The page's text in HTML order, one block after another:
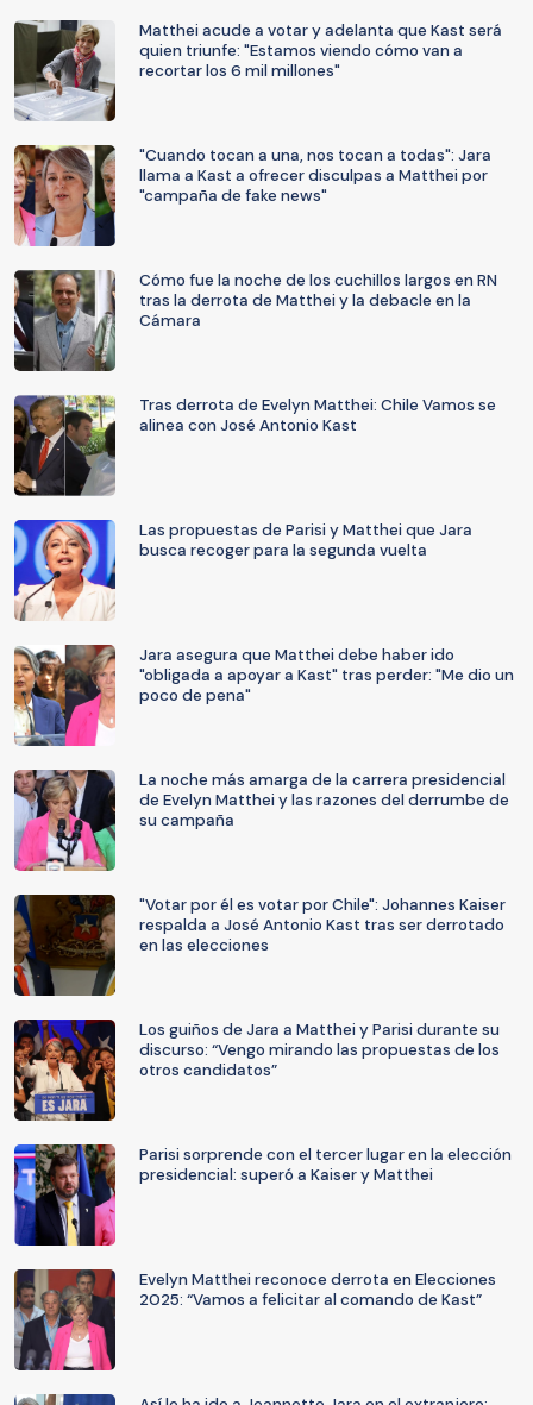
Matthei acude a votar y adelanta que Kast será
quien triunfe: "Estamos viendo cómo van a
recortar los 6 mil millones"
"Cuando tocan a una, nos tocan a todas": Jara
llama a Kast a ofrecer disculpas a Matthei por
"campaña de fake news"
Cómo fue la noche de los cuchillos largos en RN
tras la derrota de Matthei y la debacle en la
Cámara
Tras derrota de Evelyn Matthei: Chile Vamos se
alinea con José Antonio Kast
Las propuestas de Parisi y Matthei que Jara
busca recoger para la segunda vuelta
Jara asegura que Matthei debe haber ido
"obligada a apoyar a Kast" tras perder: "Me dio un
poco de pena"
La noche más amarga de la carrera presidencial
de Evelyn Matthei y las razones del derrumbe de
su campaña
"Votar por él es votar por Chile": Johannes Kaiser
respalda a José Antonio Kast tras ser derrotado
en las elecciones
Los guiños de Jara a Matthei y Parisi durante su
discurso: “Vengo mirando las propuestas de los
otros candidatos”
Parisi sorprende con el tercer lugar en la elección
presidencial: superó a Kaiser y Matthei
Evelyn Matthei reconoce derrota en Elecciones
2025: “Vamos a felicitar al comando de Kast”